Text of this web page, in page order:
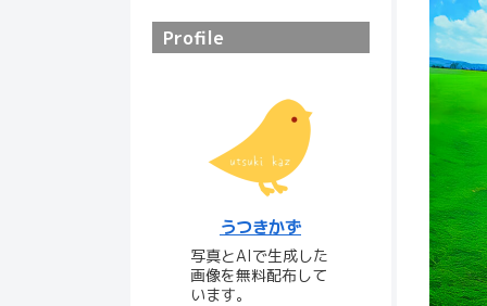
Profile
うつきかず
写真とAIで生成した
画像を無料配布して
います。